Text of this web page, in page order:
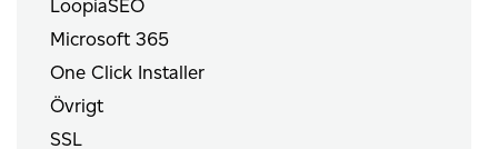
LoopiaSEO
Microsoft 365
One Click Installer
Övrigt
SSL